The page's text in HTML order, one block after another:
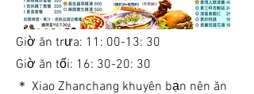
Giờ ăn trưa: 11: 00-13: 30
Giờ ăn tối: 16: 30-20: 30
＊ Xiao Zhanchang khuyên bạn nên ăn